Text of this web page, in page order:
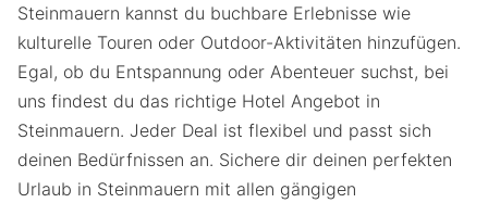
Steinmauern kannst du buchbare Erlebnisse wie
kulturelle Touren oder Outdoor-Aktivitäten hinzufügen.
Egal, ob du Entspannung oder Abenteuer suchst, bei
uns findest du das richtige Hotel Angebot in
Steinmauern. Jeder Deal ist flexibel und passt sich
deinen Bedürfnissen an. Sichere dir deinen perfekten
Urlaub in Steinmauern mit allen gängigen